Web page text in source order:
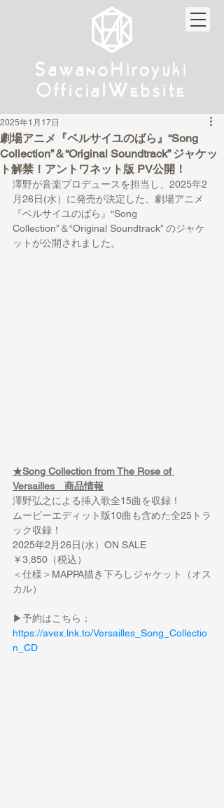
Sa wanoHiroyuki
Official W ebsite
Sa wanoHiroyuki
Official W ebsite
劇場アニメ『ベルサイユのばら』“Song
Collection”＆“Original Soundtrack” ジャケッ
ト解禁！アントワネット版 PV公開！
2025年1月17日
澤野が音楽プロデュースを担当し、2025年2
月26日(水）に発売が決定した、劇場アニメ
『ベルサイユのばら』“Song
Collection”＆“Original Soundtrack” のジャケ
ットが公開されました。
★Song Collection from The Rose of
Versailles　商品情報
澤野弘之による挿入歌全15曲を収録！
ムービーエディット版10曲も含めた全25トラ
ック収録！
2025年2月26日(水）ON SALE
￥3,850（税込）
＜仕様＞MAPPA描き下ろしジャケット（オス
カル）
▶予約はこちら：
https://avex.lnk.to/Versailles_Song_Collectio
n_CD